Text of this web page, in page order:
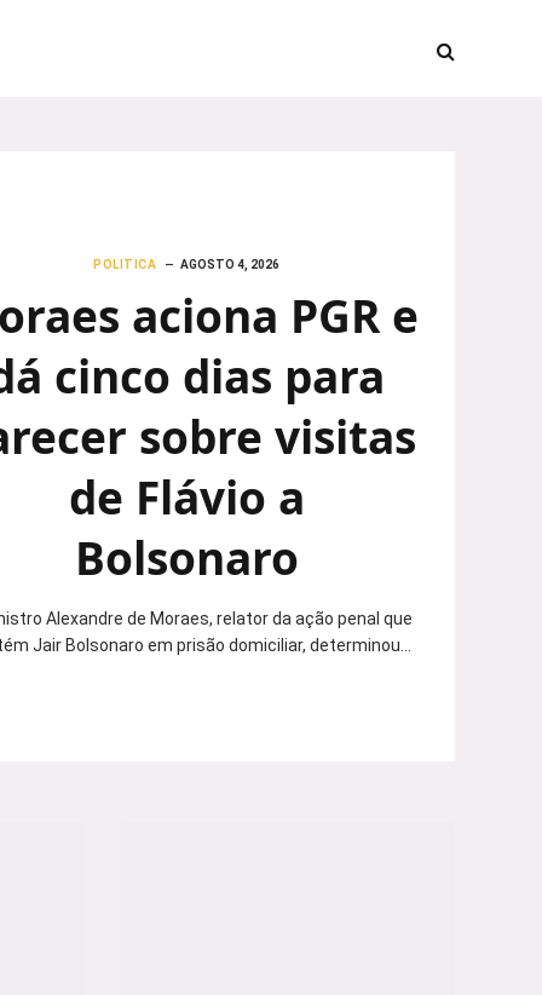
POLITICA AGOSTO 4, 2026
aciona PGR e
cinco dias para
sobre visitas
de Flávio a
Bolsonaro
Alexandre de Moraes, relator da ação penal que
Jair Bolsonaro em prisão domiciliar, determinou…